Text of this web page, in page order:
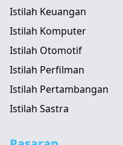
Istilah Keuangan
Istilah Komputer
Istilah Otomotif
Istilah Perfilman
Istilah Pertambangan
Istilah Sastra